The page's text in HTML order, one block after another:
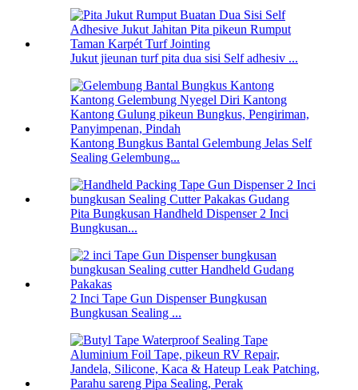
Jukut jieunan turf pita dua sisi Self adhesiv ...
Kantong Bungkus Bantal Gelembung Jelas Self
Sealing Gelembung...
Pita Bungkusan Handheld Dispenser 2 Inci
Bungkusan...
2 Inci Tape Gun Dispenser Bungkusan
Bungkusan Sealing ...